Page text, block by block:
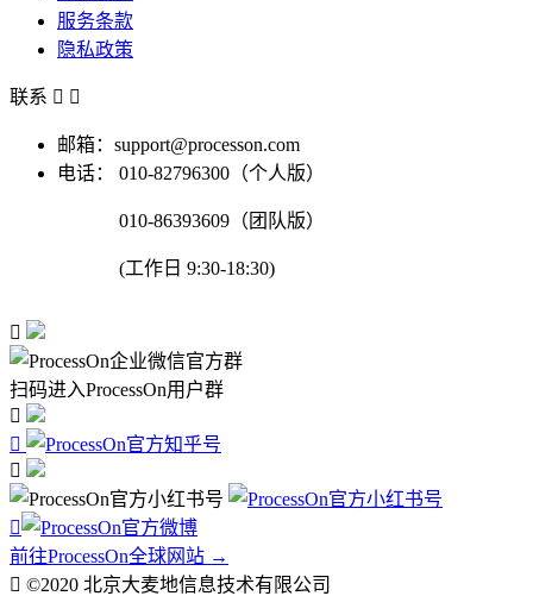
服务条款
隐私政策
联系  
邮箱：support@processon.com
电话：
010-82796300（个人版）
010-86393609（团队版）
(工作日 9:30-18:30)

扫码进入ProcessOn用户群




前往ProcessOn全球网站 →
 ©2020 北京大麦地信息技术有限公司